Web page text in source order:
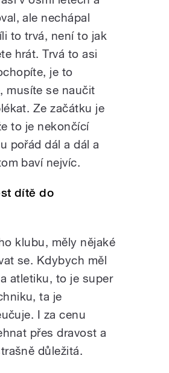
ale nechápal
to trvá, není to jak
hrát. Trvá to asi
je to
musíte se naučit
Ze začátku je
to je nekončící
pořád dál a dál a
baví nejvíc.
dítě do
klubu, měly nějaké
se. Kdybych měl
atletiku, to je super
ta je
I za cenu
přes dravost a
důležitá.